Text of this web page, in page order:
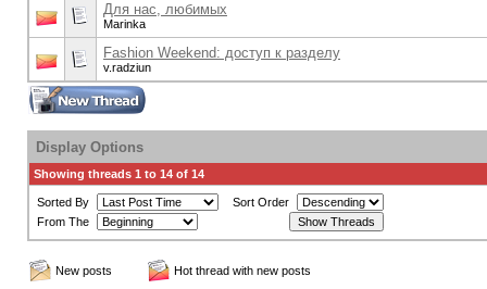
Для нас, любимых
Marinka
Fashion Weekend: доступ к разделу
v.radziun
Display Options
Showing threads 1 to 14 of 14
Sorted By
Sort Order
From The
New posts
Hot thread with new posts